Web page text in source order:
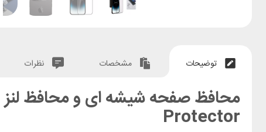
توضیحات مشخصات نظرات
Protector